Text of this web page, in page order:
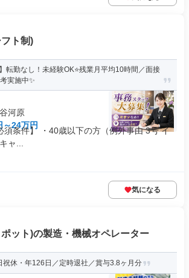
ト制)
転勤なし！未経験OK⭐残業月平均10時間／面接
実施中✨
河原
～24万円
須条件】 ・40歳以下の方（例外事由 3号 イ
ャ...
気になる
ット)の製造・機械オペレーター
祝休・年126日／定時退社／賞与3.8ヶ月分